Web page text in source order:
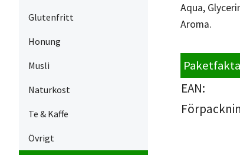
Glutenfritt
Honung
Musli
Naturkost
Te & Kaffe
Övrigt
Aqua,
Aroma.
Paketfakta
EAN: